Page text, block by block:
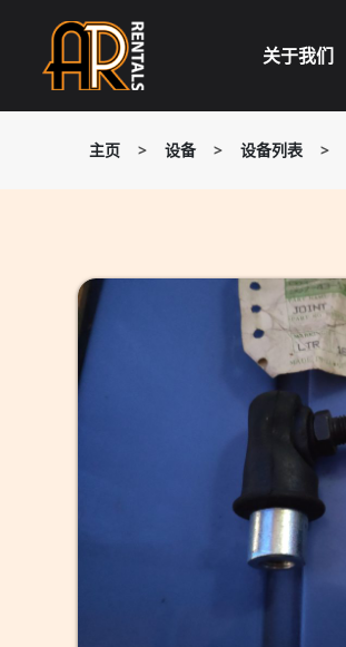
content
关于我们
主页 > 设备 > 设备列表 >